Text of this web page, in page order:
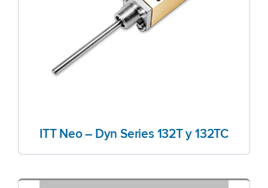
ITT Neo – Dyn Series 132T y 132TC